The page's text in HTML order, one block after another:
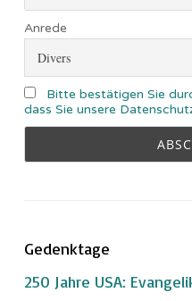
Anrede
Bitte bestätigen Sie
dass Sie unsere
Gedenktage
250 Jahre USA: